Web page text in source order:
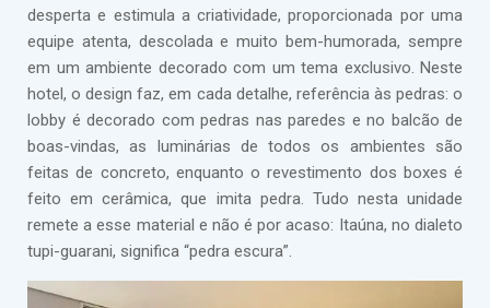
desperta e estimula a criatividade, proporcionada por uma
equipe atenta, descolada e muito bem-humorada, sempre
em um ambiente decorado com um tema exclusivo. Neste
hotel, o design faz, em cada detalhe, referência às pedras: o
lobby é decorado com pedras nas paredes e no balcão de
boas-vindas, as luminárias de todos os ambientes são
feitas de concreto, enquanto o revestimento dos boxes é
feito em cerâmica, que imita pedra. Tudo nesta unidade
remete a esse material e não é por acaso: Itaúna, no dialeto
tupi-guarani, significa “pedra escura”.